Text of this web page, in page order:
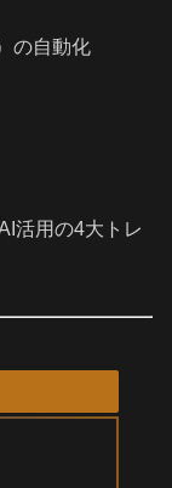
の自動化
活用の4大トレ